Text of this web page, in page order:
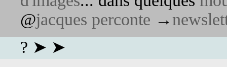
@jacques perconte →
? ➤ ➤